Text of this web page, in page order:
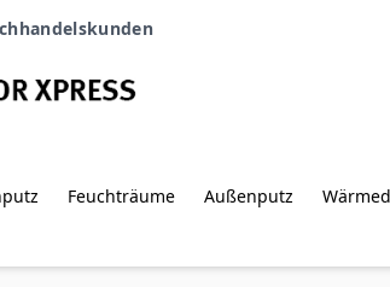
Feuchträume Außenputz